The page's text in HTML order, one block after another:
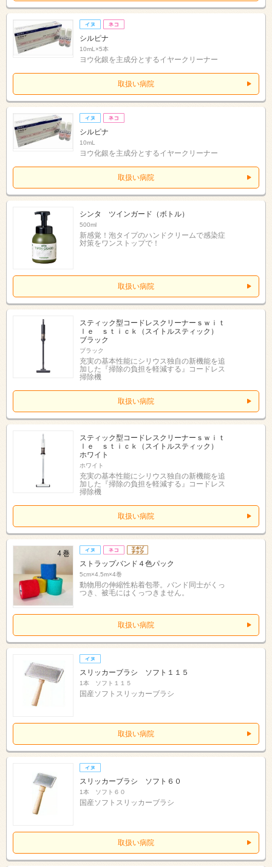
シルピナ
10mL×5本
ヨウ化銀を主成分とするイヤークリーナー
取扱い病院
シルピナ
10mL
ヨウ化銀を主成分とするイヤークリーナー
取扱い病院
シンタ ツインガード（ボトル）
500ml
新感覚！泡タイプのハンドクリームで感染症
対策をワンストップで！
取扱い病院
スティック型コードレスクリーナーｓｗｉｔ
ｌｅ ｓｔｉｃｋ（スイトルスティック）
ブラック
ブラック
充実の基本性能にシリウス独自の新機能を追
加した『掃除の負担を軽減する』コードレス
掃除機
取扱い病院
スティック型コードレスクリーナーｓｗｉｔ
ｌｅ ｓｔｉｃｋ（スイトルスティック）
ホワイト
ホワイト
充実の基本性能にシリウス独自の新機能を追
加した『掃除の負担を軽減する』コードレス
掃除機
取扱い病院
ストラップバンド４色パック
5cm×4.5m×4巻
動物用の伸縮性粘着包帯。バンド同士がくっ
つき、被毛にはくっつきません。
取扱い病院
スリッカーブラシ ソフト１１５
1本 ソフト１１５
国産ソフトスリッカーブラシ
取扱い病院
スリッカーブラシ ソフト６０
1本 ソフト６０
国産ソフトスリッカーブラシ
取扱い病院